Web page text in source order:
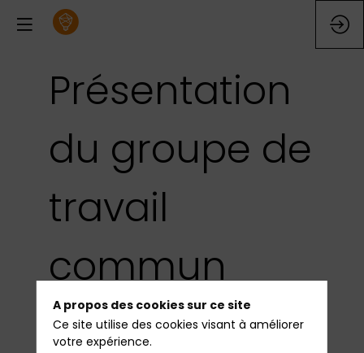
Présentation
du groupe de
travail
commun
entre l’IMA et
A propos des cookies sur ce site
Ce site utilise des cookies visant à améliorer
votre expérience.